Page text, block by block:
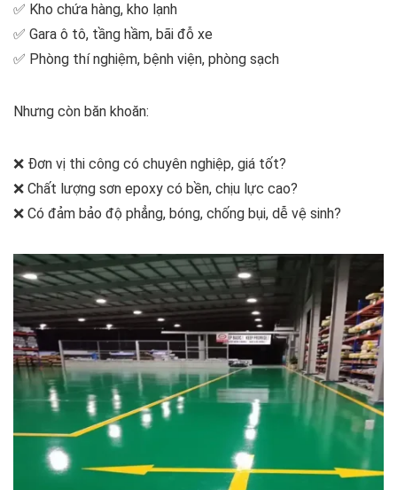
✅ Kho chứa hàng, kho lạnh
✅ Gara ô tô, tầng hầm, bãi đỗ xe
✅ Phòng thí nghiệm, bệnh viện, phòng sạch
Nhưng còn băn khoăn:
❌ Đơn vị thi công có chuyên nghiệp, giá tốt?
❌ Chất lượng sơn epoxy có bền, chịu lực cao?
❌ Có đảm bảo độ phẳng, bóng, chống bụi, dễ vệ sinh?